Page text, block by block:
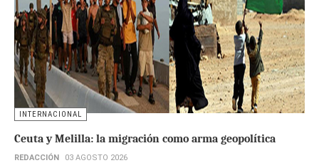
INTERNACIONAL
Ceuta y Melilla: la migración como arma geopolítica
REDACCIÓN 03 AGOSTO 2026